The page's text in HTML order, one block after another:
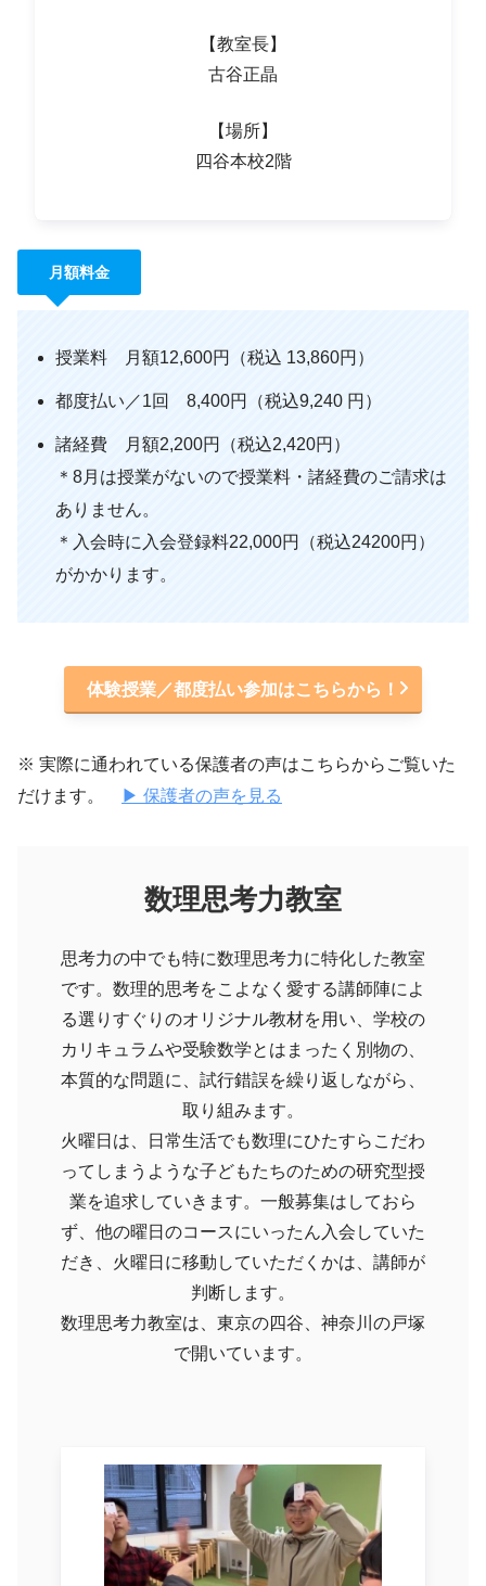
【教室長】
古谷正晶
【場所】
四谷本校2階
月額料金
授業料 月額12,600円（税込 13,860円）
都度払い／1回 8,400円（税込9,240 円）
諸経費 月額2,200円（税込2,420円）
＊8月は授業がないので授業料・諸経費のご請求は
ありません。
＊入会時に入会登録料22,000円（税込24200円）
がかかります。
体験授業／都度払い参加はこちらから！
※ 実際に通われている保護者の声はこちらからご覧いた
だけます。
▶ 保護者の声を見る
数理思考力教室
思考力の中でも特に数理思考力に特化した教室
です。数理的思考をこよなく愛する講師陣によ
る選りすぐりのオリジナル教材を用い、学校の
カリキュラムや受験数学とはまったく別物の、
本質的な問題に、試行錯誤を繰り返しながら、
取り組みます。
火曜日は、日常生活でも数理にひたすらこだわ
ってしまうような子どもたちのための研究型授
業を追求していきます。一般募集はしておら
ず、他の曜日のコースにいったん入会していた
だき、火曜日に移動していただくかは、講師が
判断します。
数理思考力教室は、東京の四谷、神奈川の戸塚
で開いています。